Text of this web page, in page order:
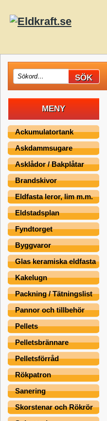
MENY
Ackumulatortank
Askdammsugare
Asklådor / Bakplåtar
Brandskivor
Eldfasta leror, lim m.m.
Eldstadsplan
Fyndtorget
Byggvaror
Glas keramiska eldfasta
Kakelugn
Packning / Tätningslist
Pannor och tillbehör
Pellets
Pelletsbrännare
Pelletsförråd
Rökpatron
Sanering
Skorstenar och Rökrör